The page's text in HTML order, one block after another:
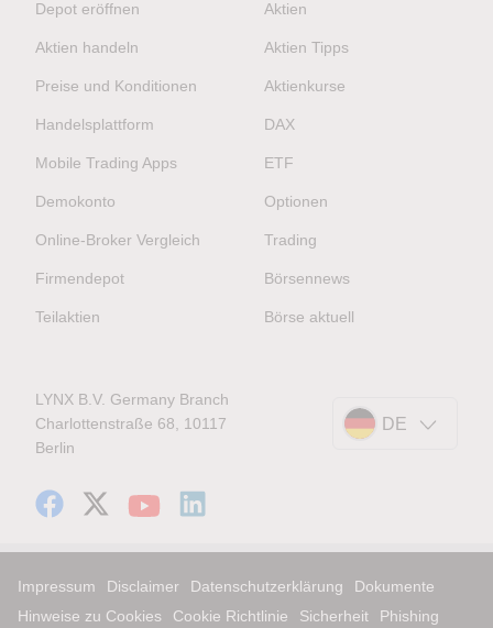
Depot eröffnen
Aktien handeln
Preise und Konditionen
Handelsplattform
Mobile Trading Apps
Demokonto
Online-Broker Vergleich
Firmendepot
Teilaktien
Aktien
Aktien Tipps
Aktienkurse
DAX
ETF
Optionen
Trading
Börsennews
Börse aktuell
LYNX B.V. Germany Branch
Charlottenstraße 68, 10117
Berlin
DE
Impressum Disclaimer Datenschutzerklärung
Dokumente
Hinweise zu Cookies
Cookie Richtlinie Sicherheit
Phishing